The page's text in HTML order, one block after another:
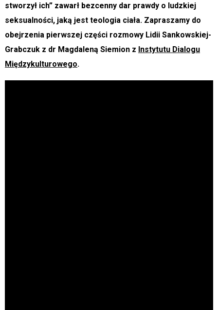
stworzył ich” zawarł bezcenny dar prawdy o ludzkiej
seksualności, jaką jest teologia ciała. Zapraszamy do
obejrzenia pierwszej części rozmowy Lidii Sankowskiej-
Grabczuk z dr Magdaleną Siemion z Instytutu Dialogu
Międzykulturowego.